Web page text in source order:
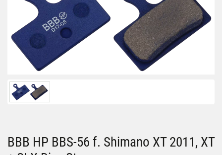
BBB HP BBS-56 f. Shimano XT 2011, XT